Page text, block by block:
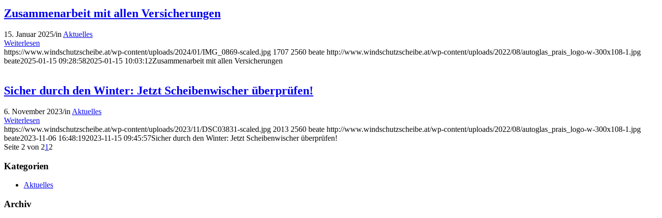
Zusammenarbeit mit allen Versicherungen
15. Januar 2025/in Aktuelles
Weiterlesen
https://www.windschutzscheibe.at/wp-content/uploads/2024/01/IMG_0869-scaled.jpg 1707 2560 beate http://www.windschutzscheibe.at/wp-content/uploads/2022/08/autoglas_prais_logo-w-300x108-1.jpg
beate2025-01-15 09:28:582025-01-15 10:03:12Zusammenarbeit mit allen Versicherungen
Sicher durch den Winter: Jetzt Scheibenwischer überprüfen!
6. November 2023/in Aktuelles
Weiterlesen
https://www.windschutzscheibe.at/wp-content/uploads/2023/11/DSC03831-scaled.jpg 2013 2560 beate http://www.windschutzscheibe.at/wp-content/uploads/2022/08/autoglas_prais_logo-w-300x108-1.jpg
beate2023-11-06 16:48:192023-11-15 09:45:57Sicher durch den Winter: Jetzt Scheibenwischer überprüfen!
Seite 2 von 21 2
Kategorien
Aktuelles
Archiv